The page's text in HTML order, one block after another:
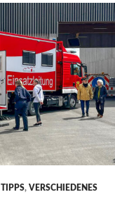
TIPPS, VERSCHIEDENES